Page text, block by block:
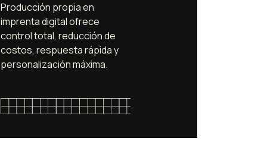
Producción propia en
imprenta digital ofrece
control total, reducción de
costos, respuesta rápida y
personalización máxima.